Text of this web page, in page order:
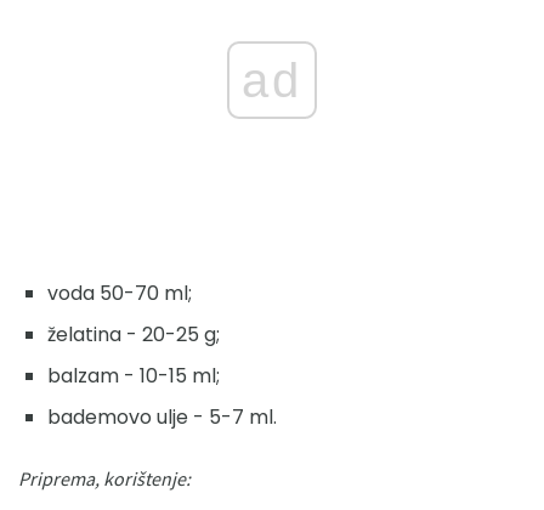
ad
voda 50-70 ml;
želatina - 20-25 g;
balzam - 10-15 ml;
bademovo ulje - 5-7 ml.
Priprema, korištenje: